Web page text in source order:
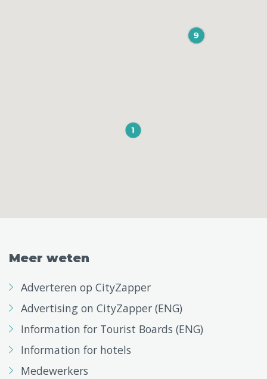
Meer weten
Adverteren op CityZapper
Advertising on CityZapper (ENG)
Information for Tourist Boards (ENG)
Information for hotels
Medewerkers